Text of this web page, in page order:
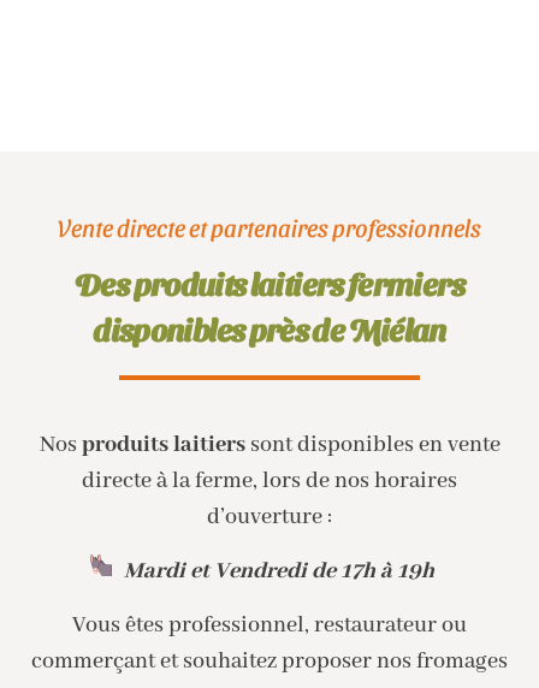
Vente directe et partenaires professionnels
Des produits laitiers fermiers
disponibles près de Miélan
Nos produits laitierssont disponibles en vente
directe à la ferme, lors de nos horaires
d’ouverture :
Mardi et Vendredi de 17h à 19h
Vous êtes professionnel, restaurateur ou
commerçant et souhaitez proposer nos fromages